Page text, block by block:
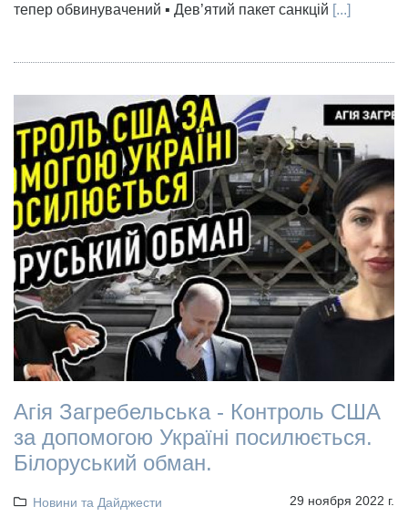
тепер обвинувачений ▪️ Дев’ятий пакет санкцій [...]
Агія Загребельська - Контроль США
за допомогою Україні посилюється.
Білоруський обман.
Новини та Дайджести 29 ноября 2022 г.